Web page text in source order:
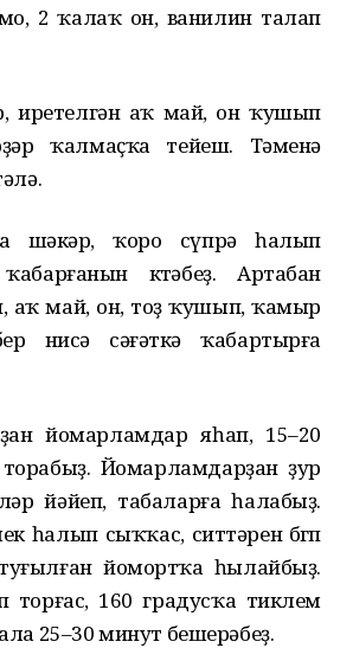
2 ҡалаҡ он, ванилин талап
иретелгән аҡ май, он ҡушып
ҡалмаҫҡа тейеш. Тәменә
шәкәр, ҡоро сүпрә һалып
көтәбеҙ. Артабан
аҡ май, он, тоҙ ҡушып, ҡамыр
нисә сәғәткә ҡабартырға
йомарламдар яһап, 15–20
Йомарламдарҙан ҙур
йәйеп, табаларға һалабыҙ.
һалып сыҡҡас, ситтәрен бөгөп
туғылған йомортҡа һылайбыҙ.
торғас, 160 градусҡа тиклем
25–30 минут бешерәбеҙ.